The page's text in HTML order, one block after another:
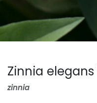
Zinnia
zinnia